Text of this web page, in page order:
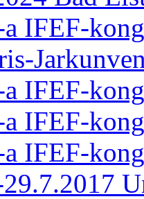
IFEF-
IFEF-
IFEF-
IFEF-